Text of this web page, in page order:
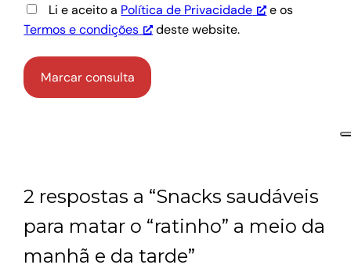
Li e aceito a Política de Privacidade
e os
Termos e condições
deste website.
2 respostas a “Snacks saudáveis
para matar o “ratinho” a meio da
manhã e da tarde”